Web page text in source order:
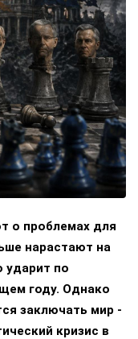
о проблемах для
нарастают на
ударит по
году. Однако
заключать мир -
кризис в